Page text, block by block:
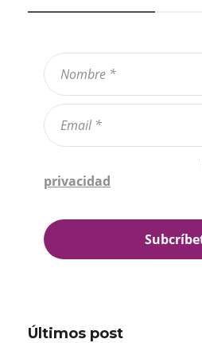
privacidad
Últimos post